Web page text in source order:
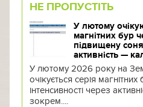
НЕ ПРОПУСТІТЬ
У лютому
магнітних бур
підвищену
активність —
У лютому 2026 року на
очікується серія магнітних
інтенсивності через
зокрем....